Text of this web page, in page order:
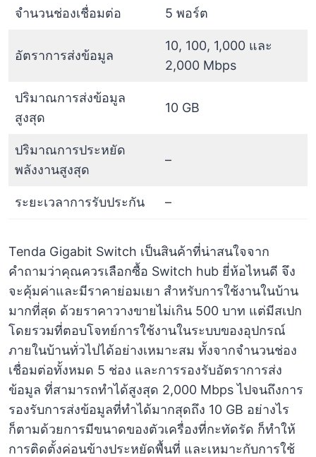
จำนวนช่องเชื่อมต่อ 5 พอร์ต
อัตราการส่งข้อมูล
10, 100, 1,000 และ
2,000 Mbps
ปริมาณการส่งข้อมูล
สูงสุด
10 GB
ปริมาณการประหยัด
พลังงานสูงสุด
–
ระยะเวลาการรับประกัน –
Tenda Gigabit Switch เป็นสินค้าที่น่าสนใจจาก
คำถามว่าคุณควรเลือกซื้อ Switch hub ยี่ห้อไหนดี จึง
จะคุ้มค่าและมีราคาย่อมเยา สำหรับการใช้งานในบ้าน
มากที่สุด ด้วยราคาวางขายไม่เกิน 500 บาท แต่มีสเปก
โดยรวมที่ตอบโจทย์การใช้งานในระบบของอุปกรณ์
ภายในบ้านทั่วไปได้อย่างเหมาะสม ทั้งจากจำนวนช่อง
เชื่อมต่อทั้งหมด 5 ช่อง และการรองรับอัตราการส่ง
ข้อมูล ที่สามารถทำได้สูงสุด 2,000 Mbps ไปจนถึงการ
รองรับการส่งข้อมูลที่ทำได้มากสุดถึง 10 GB อย่างไร
ก็ตามด้วยการมีขนาดของตัวเครื่องที่กะทัดรัด ก็ทำให้
การติดตั้งค่อนข้างประหยัดพื้นที่ และเหมาะกับการใช้